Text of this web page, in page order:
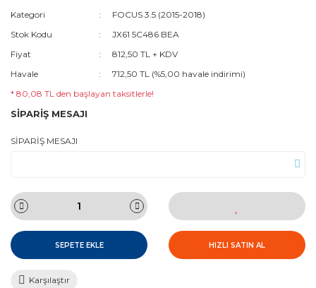
Kategori
FOCUS 3.5 (2015-2018)
Stok Kodu
JX61 5C486 BEA
Fiyat
812,50 TL + KDV
Havale
712,50 TL (%5,00 havale indirimi)
* 80,08 TL den başlayan taksitlerle!
SİPARİŞ MESAJI
SİPARİŞ MESAJI
SEPETE EKLE HIZLI SATIN AL
Karşılaştır